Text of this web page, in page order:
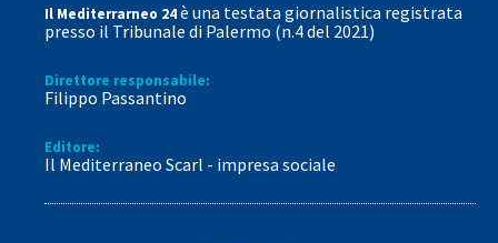
Il Mediterrarneo 24è una testata giornalistica registrata
presso il Tribunale di Palermo (n.4 del 2021)
Direttore responsabile:
Filippo Passantino
Editore:
Il Mediterraneo Scarl - impresa sociale